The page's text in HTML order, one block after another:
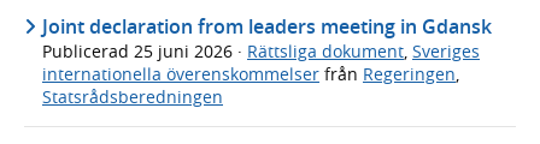
Joint declaration from leaders meeting in Gdansk
Publicerad 25 juni 2026 · Rättsliga dokument, Sveriges
internationella överenskommelser från Regeringen,
Statsrådsberedningen